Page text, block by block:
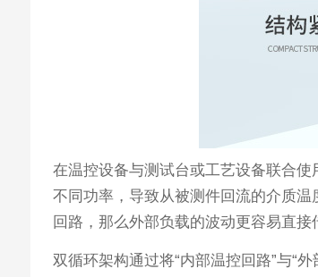
在温控设备与测试台或工艺设备联合
不同功率，导致从被测件回流的介质
回路，那么外部负载的波动更容易直
双循环架构通过将“内部温控回路”与“